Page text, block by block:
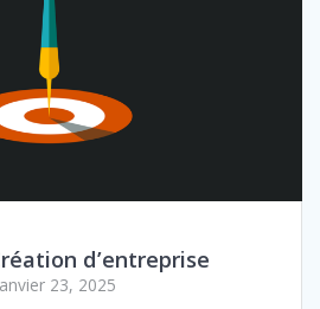
d’entreprise
23, 2025